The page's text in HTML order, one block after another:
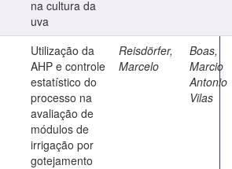
na cultura da
uva
Utilização da
AHP e controle
estatístico do
processo na
avaliação de
módulos de
irrigação por
gotejamento
Reisdörfer,
Marcelo
Boas,
Marcio
Antonio
Vilas